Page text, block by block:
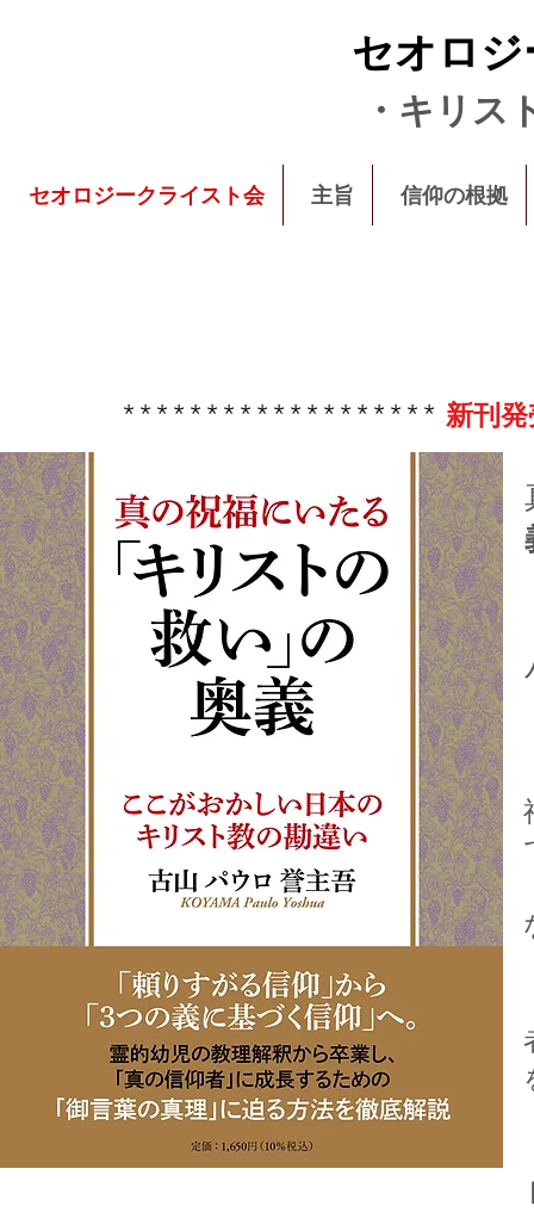
セオロ
・キリス
セオロジークライスト会 主旨 信仰の根拠
******************* 新刊